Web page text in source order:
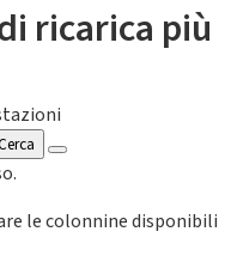
ricarica più
le colonnine disponibili